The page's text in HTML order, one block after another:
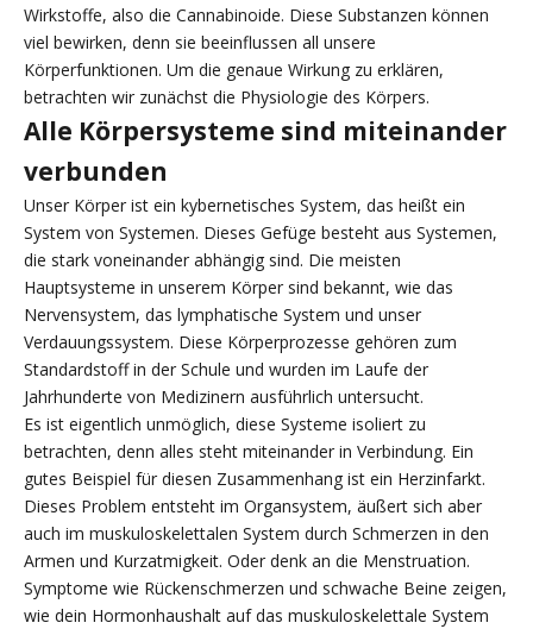
Wirkstoffe, also die Cannabinoide. Diese Substanzen können
viel bewirken, denn sie beeinflussen all unsere
Körperfunktionen. Um die genaue Wirkung zu erklären,
betrachten wir zunächst die Physiologie des Körpers.
Alle Körpersysteme sind miteinander
verbunden
Unser Körper ist ein kybernetisches System, das heißt ein
System von Systemen. Dieses Gefüge besteht aus Systemen,
die stark voneinander abhängig sind. Die meisten
Hauptsysteme in unserem Körper sind bekannt, wie das
Nervensystem, das lymphatische System und unser
Verdauungssystem. Diese Körperprozesse gehören zum
Standardstoff in der Schule und wurden im Laufe der
Jahrhunderte von Medizinern ausführlich untersucht.
Es ist eigentlich unmöglich, diese Systeme isoliert zu
betrachten, denn alles steht miteinander in Verbindung. Ein
gutes Beispiel für diesen Zusammenhang ist ein Herzinfarkt.
Dieses Problem entsteht im Organsystem, äußert sich aber
auch im muskuloskelettalen System durch Schmerzen in den
Armen und Kurzatmigkeit. Oder denk an die Menstruation.
Symptome wie Rückenschmerzen und schwache Beine zeigen,
wie dein Hormonhaushalt auf das muskuloskelettale System